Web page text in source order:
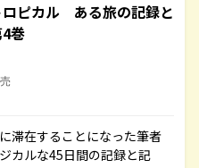
ロピカル ある旅の記録と
巻
滞在することになった筆者
カルな45日間の記録と記